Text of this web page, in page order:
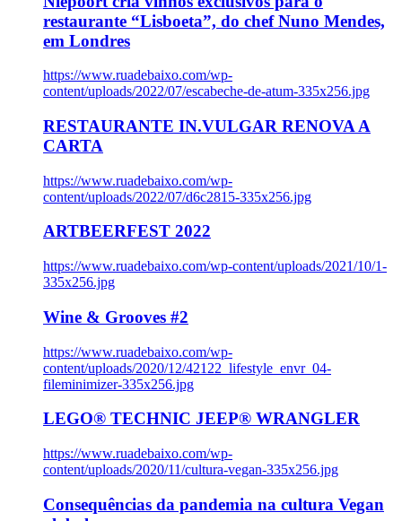
restaurante “Lisboeta”, do chef Nuno Mendes,
em Londres
https://www.ruadebaixo.com/wp-
content/uploads/2022/07/escabeche-de-atum-335x256.jpg
RESTAURANTE IN.VULGAR RENOVA A
CARTA
https://www.ruadebaixo.com/wp-
content/uploads/2022/07/d6c2815-335x256.jpg
ARTBEERFEST 2022
https://www.ruadebaixo.com/wp-content/uploads/2021/10/1-
335x256.jpg
Wine & Grooves #2
https://www.ruadebaixo.com/wp-
content/uploads/2020/12/42122_lifestyle_envr_04-
fileminimizer-335x256.jpg
LEGO® TECHNIC JEEP® WRANGLER
https://www.ruadebaixo.com/wp-
content/uploads/2020/11/cultura-vegan-335x256.jpg
Consequências da pandemia na cultura Vegan